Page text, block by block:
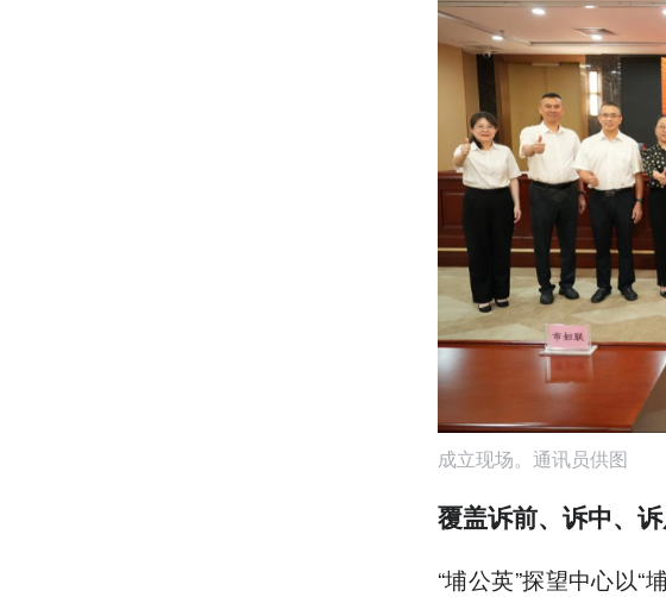
成立现场。通讯员供图
覆盖诉前、诉中、
“埔公英”探望中心以“